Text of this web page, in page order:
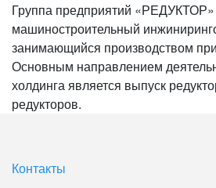
Группа предприятий
машиностроительный
занимающийся производством
Основным направлением
холдинга является выпуск
редукторов.
Контакты